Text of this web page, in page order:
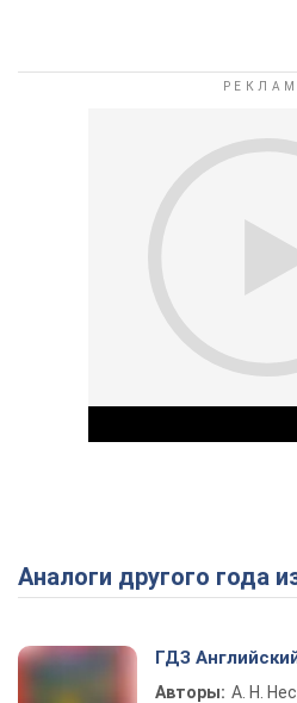
Аналоги другого года
ГДЗ
Авторы: А. Н.